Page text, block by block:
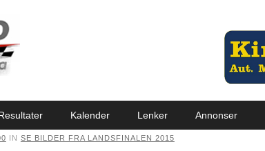
Kalender Lenker Annonser
IN SE BILDER FRA LANDSFINALEN 2015